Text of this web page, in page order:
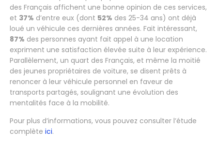
des Français affichent une bonne opinion de ces services,
et 37% d’entre eux (dont 52% des 25-34 ans) ont déjà
loué un véhicule ces dernières années. Fait intéressant,
87% des personnes ayant fait appel à une location
expriment une satisfaction élevée suite à leur expérience.
Parallèlement, un quart des Français, et même la moitié
des jeunes propriétaires de voiture, se disent prêts à
renoncer à leur véhicule personnel en faveur de
transports partagés, soulignant une évolution des
mentalités face à la mobilité.
Pour plus d’informations, vous pouvez consulter l’étude
complète ici.